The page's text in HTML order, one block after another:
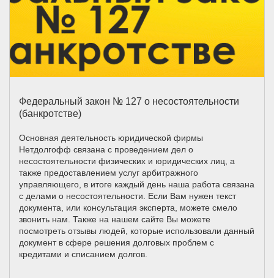
Федеральный закон № 127 о несостоятельности
(банкротстве)
Основная деятельность юридической фирмы
Нетдолгофф связана с проведением дел о
несостоятельности физических и юридических лиц, а
также предоставлением услуг арбитражного
управляющего, в итоге каждый день наша работа связана
с делами о несостоятельности. Если Вам нужен текст
документа, или консультация эксперта, можете смело
звонить нам. Также на нашем сайте Вы можете
посмотреть отзывы людей, которые использовали данный
документ в сфере решения долговых проблем с
кредитами и списанием долгов.